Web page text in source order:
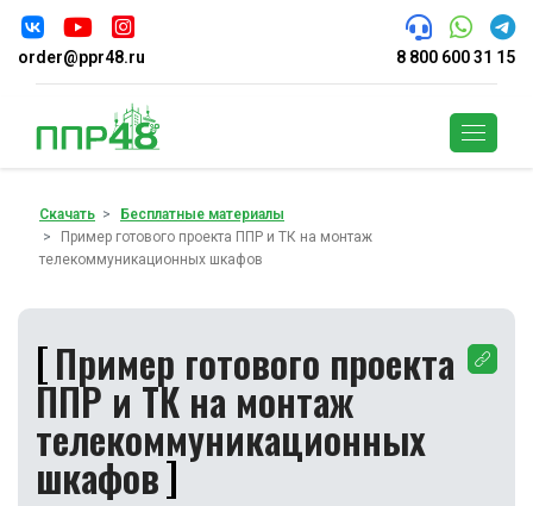
order@ppr48.ru 8 800 600 31 15
Скачать
Бесплатные материалы
Пример готового проекта ППР и ТК на монтаж
телекоммуникационных шкафов
Пример готового проекта
ППР и ТК на монтаж
телекоммуникационных
шкафов